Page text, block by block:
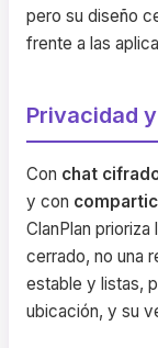
pero su diseño
frente a las
Privacidad
Con chat
y con
ClanPlan
cerrado, no una
estable y listas,
ubicación, y su